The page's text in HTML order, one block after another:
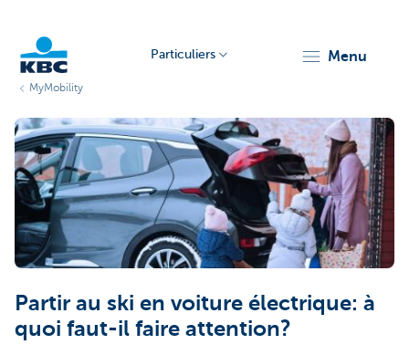
Particuliers menu
MyMobility
Partir au ski en voiture électrique: à
quoi faut-il faire attention?